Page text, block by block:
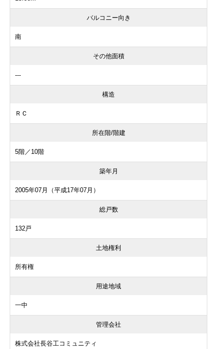
バルコニー向き
南
その他面積
---
構造
ＲＣ
所在階/階建
5階／10階
築年月
2005年07月（平成17年07月）
総戸数
132戸
土地権利
所有権
用途地域
一中
管理会社
株式会社長谷工コミュニティ